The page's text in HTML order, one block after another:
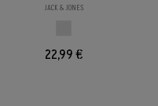
JACK & JONES
22,99 €